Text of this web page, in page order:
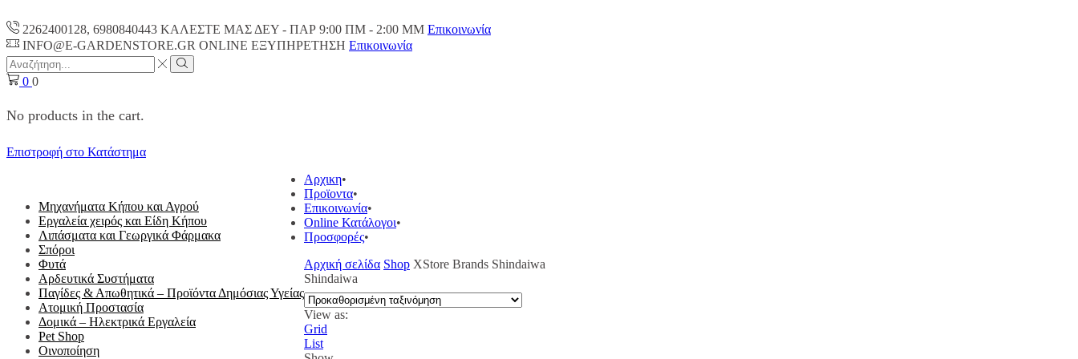
2262400128, 6980840443 ΚΑΛΕΣΤΕ ΜΑΣ ΔΕΥ - ΠΑΡ 9:00 ΠM - 2:00 ΜΜ Επικοινωνία
INFO@E-GARDENSTORE.GR ONLINE ΕΞΥΠΗΡΕΤΗΣH Επικοινωνία
Search
input
Search
0 0
No products in the cart.
Επιστροφή στο Κατάστημα
Μηχανήματα Κήπου και Αγρού
Εργαλεία χειρός και Είδη Κήπου
Λιπάσματα και Γεωργικά Φάρμακα
Σπόροι
Φυτά
Αρδευτικά Συστήματα
Παγίδες & Απωθητικά – Προϊόντα Δημόσιας Υγείας
Ατομική Προστασία
Δομικά – Ηλεκτρικά Εργαλεία
Pet Shop
Οινοποίηση
Αρχικη
Προϊοντα
Επικοινωνία
Online Κατάλογοι
Προσφορές
Αρχική σελίδα Shop XStore Brands Shindaiwa
Shindaiwa
View as:
Grid
List